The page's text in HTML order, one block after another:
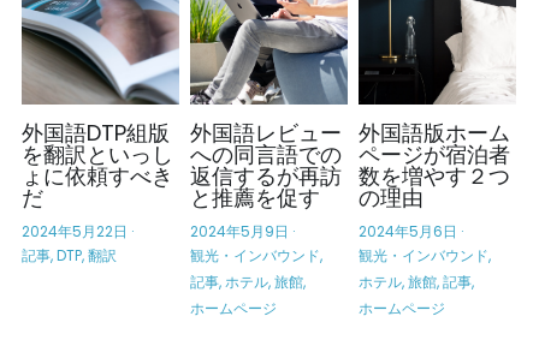
よくある質問
コラム
ダウンロード
代表ブログ
検索
お問い合わせ
外国語DTP組版
を翻訳といっし
ょに依頼すべき
だ
2024年5月22日 ·
記事,DTP,翻訳
外国語レビュー
への同言語での
返信するが再訪
と推薦を促す
2024年5月9日 ·
観光・インバウンド,
記事,ホテル,旅館,
ホームページ
外国語版ホーム
ページが宿泊者
数を増やす２つ
の理由
2024年5月6日 ·
観光・インバウンド,
ホテル,旅館,記事,
ホームページ